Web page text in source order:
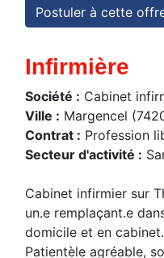
Postuler à cette
Infirmière
Société : Cabinet
Ville : Margencel
Contrat : Profession
Secteur d'activité :
Cabinet infirmier sur
un.e remplaçant.e
domicile et en cabinet.
Patientèle agréable,